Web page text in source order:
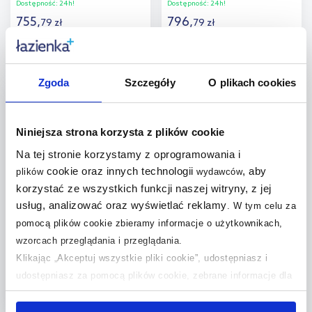
Zgoda Szczegóły O plikach cookies
Niniejsza strona korzysta z plików cookie
Na tej stronie korzystamy z oprogramowania i
plikówcookie oraz innych technologii wydawców, aby
korzystać ze wszystkich funkcji naszej witryny, z jej
usług, analizować oraz wyświetlać reklamy
W tym celu za
pomocą plików cookie zbieramy informacje o użytkownikach,
wzorcach przeglądania i przeglądania.
Klikając „Akceptuj wszystkie pliki cookie”, udostępniasz i
udostępniasz za pomocą plików cookie, zebrane informacje dla
użytkowników zewnętrznych, a także nasi partnerzy reklamowi.
Dostępność: 24h!
755,79 zł
1 079,69 zł
Do koszyka
Dostępność: 24h!
796,79 zł
Do koszyka
multirabaty
Villeroy & Boch Subway 3.0
wolnoopadająca Pure Black
8M42S1R7
Dostępność: 24h!
942,99zł
Cena kat.: 1 658,29 zł